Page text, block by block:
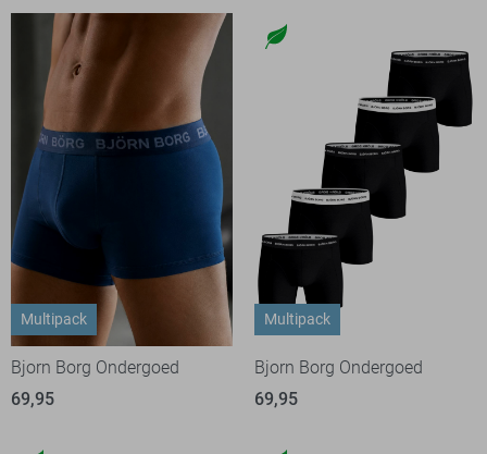
Multipack
Bjorn Borg Ondergoed
69,95
Multipack
Bjorn Borg Ondergoed
69,95